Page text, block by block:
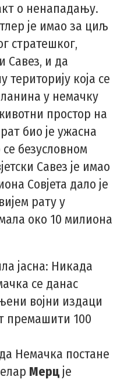
о ненападању.
је имао за циљ
стратешког,
Савез, и да
која се
у немачку
простор на
био је ужасна
безусловном
Савез је имао
Совјета дало је
рату у
око 10 милиона
јасна: Никада
се данас
војни издаци
премашити 100
Немачка постане
Мерц је